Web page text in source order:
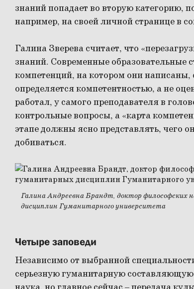
знаний попадает во вторую категорию,
например, на своей личной странице в
Галина Зверева считает, что
знаний. Современные образовательные
компетенций, на котором они
определяется компетентностью, а не
работал, у самого преподавателя в
контрольные вопросы, а «карта
этапе должны ясно представлять, чего
добиваться.
Галина Андреевна Брандт, доктор философских
дисциплин Гуманитарного университета
Четыре заповеди
Независимо от выбранной
серьезную гуманитарную